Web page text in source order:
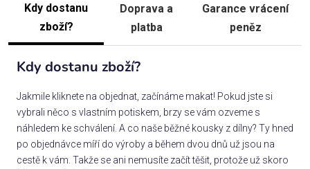
Kdy dostanu
zboží?
Doprava a
platba
Garance vrácení
peněz
Kdy dostanu zboží?
Jakmile kliknete na objednat, začínáme makat! Pokud jste si
vybrali něco s vlastním potiskem, brzy se vám ozveme s
náhledem ke schválení. A co naše běžné kousky z dílny? Ty hned
po objednávce míří do výroby a během dvou dnů už jsou na
cestě k vám. Takže se ani nemusíte začít těšit, protože už skoro